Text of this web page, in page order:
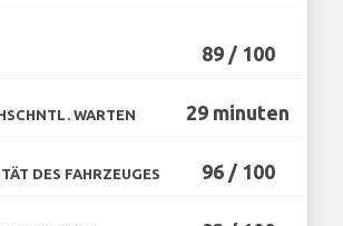
89 / 100
WARTEN 29 minuten
DES FAHRZEUGES 96 / 100